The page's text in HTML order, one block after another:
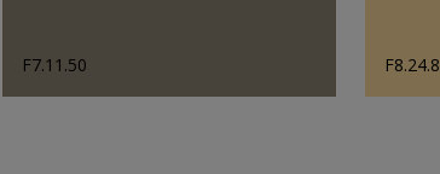
F7.11.50